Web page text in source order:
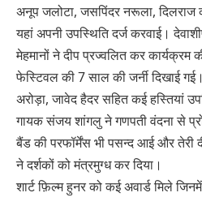
अनूप जलोटा, जसपिंदर नरूला, दिलराज
यहां अपनी उपस्थिति दर्ज करवाई।
मेहमानों ने दीप प्रज्वलित कर
फेस्टिवल की 7 साल की जर्नी दिखाई
अरोड़ा, जावेद हैदर सहित कई हस्तियां
गायक संजय शांगलु ने गणपती वंदना से
बैंड की परफॉर्मेंस भी पसन्द आई और तेरी
ने दर्शकों को मंत्रमुग्ध कर दिया।
शार्ट फ़िल्म हुनर को कई अवार्ड मिले